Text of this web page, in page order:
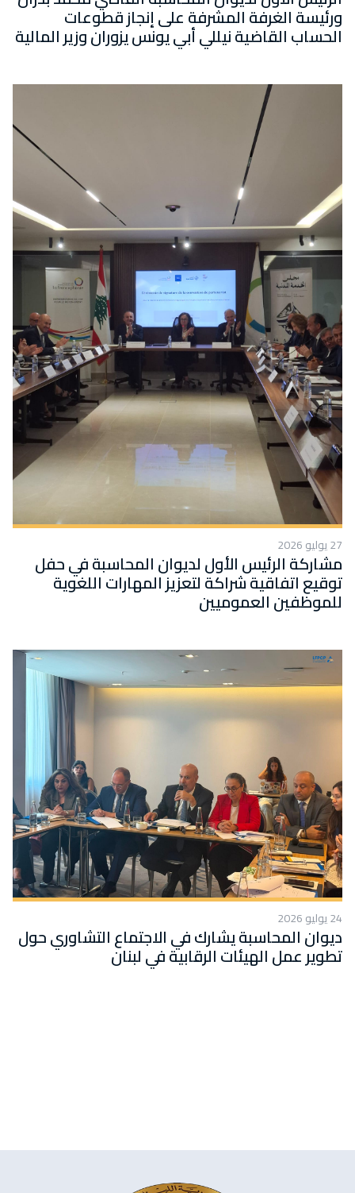
ورئيسة الغرفة المشرفة على إنجاز قطوعات
الحساب القاضية نيللي أبي يونس يزوران وزير المالية
27 يوليو 2026
مشاركة الرئيس الأول لديوان المحاسبة في حفل
توقيع اتفاقية شراكة لتعزيز المهارات اللغوية
للموظفين العموميين
24 يوليو 2026
ديوان المحاسبة يشارك في الاجتماع التشاوري حول
تطوير عمل الهيئات الرقابية في لبنان